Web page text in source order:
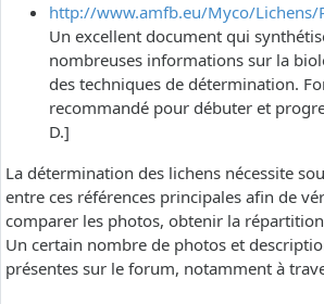
http://www.amfb.eu/Myco/Lichens/
Un excellent document qui
nombreuses informations sur la
des techniques de détermination.
recommandé pour débuter et
D.]
La détermination des lichens nécessite
entre ces références principales afin de
comparer les photos, obtenir la
Un certain nombre de photos et
présentes sur le forum, notamment à